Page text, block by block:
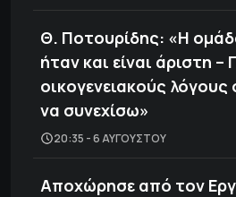
Θ. Ποτουρίδης: «Η
ήταν και είναι άριστη –
οικογενειακούς
να συνεχίσω»
20:35 - 6 ΑΥΓΟΎΣΤΟΥ
Αποχώρησε από τον